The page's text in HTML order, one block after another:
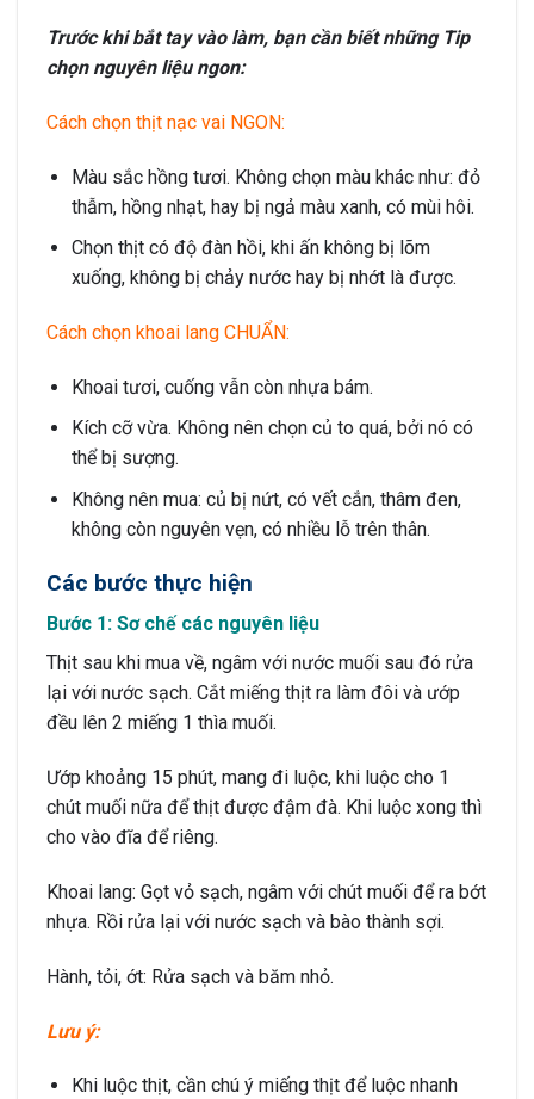
Trước khi bắt tay vào làm, bạn cần biết những Tip
chọn nguyên liệu ngon:
Cách chọn thịt nạc vai NGON:
Màu sắc hồng tươi. Không chọn màu khác như: đỏ
thẫm, hồng nhạt, hay bị ngả màu xanh, có mùi hôi.
Chọn thịt có độ đàn hồi, khi ấn không bị lõm
xuống, không bị chảy nước hay bị nhớt là được.
Cách chọn khoai lang CHUẨN:
Khoai tươi, cuống vẫn còn nhựa bám.
Kích cỡ vừa. Không nên chọn củ to quá, bởi nó có
thể bị sượng.
Không nên mua: củ bị nứt, có vết cắn, thâm đen,
không còn nguyên vẹn, có nhiều lỗ trên thân.
Các bước thực hiện
Bước 1: Sơ chế các nguyên liệu
Thịt sau khi mua về, ngâm với nước muối sau đó rửa
lại với nước sạch. Cắt miếng thịt ra làm đôi và ướp
đều lên 2 miếng 1 thìa muối.
Ướp khoảng 15 phút, mang đi luộc, khi luộc cho 1
chút muối nữa để thịt được đậm đà. Khi luộc xong thì
cho vào đĩa để riêng.
Khoai lang: Gọt vỏ sạch, ngâm với chút muối để ra bớt
nhựa. Rồi rửa lại với nước sạch và bào thành sợi.
Hành, tỏi, ớt: Rửa sạch và băm nhỏ.
Lưu ý:
Khi luộc thịt, cần chú ý miếng thịt để luộc nhanh